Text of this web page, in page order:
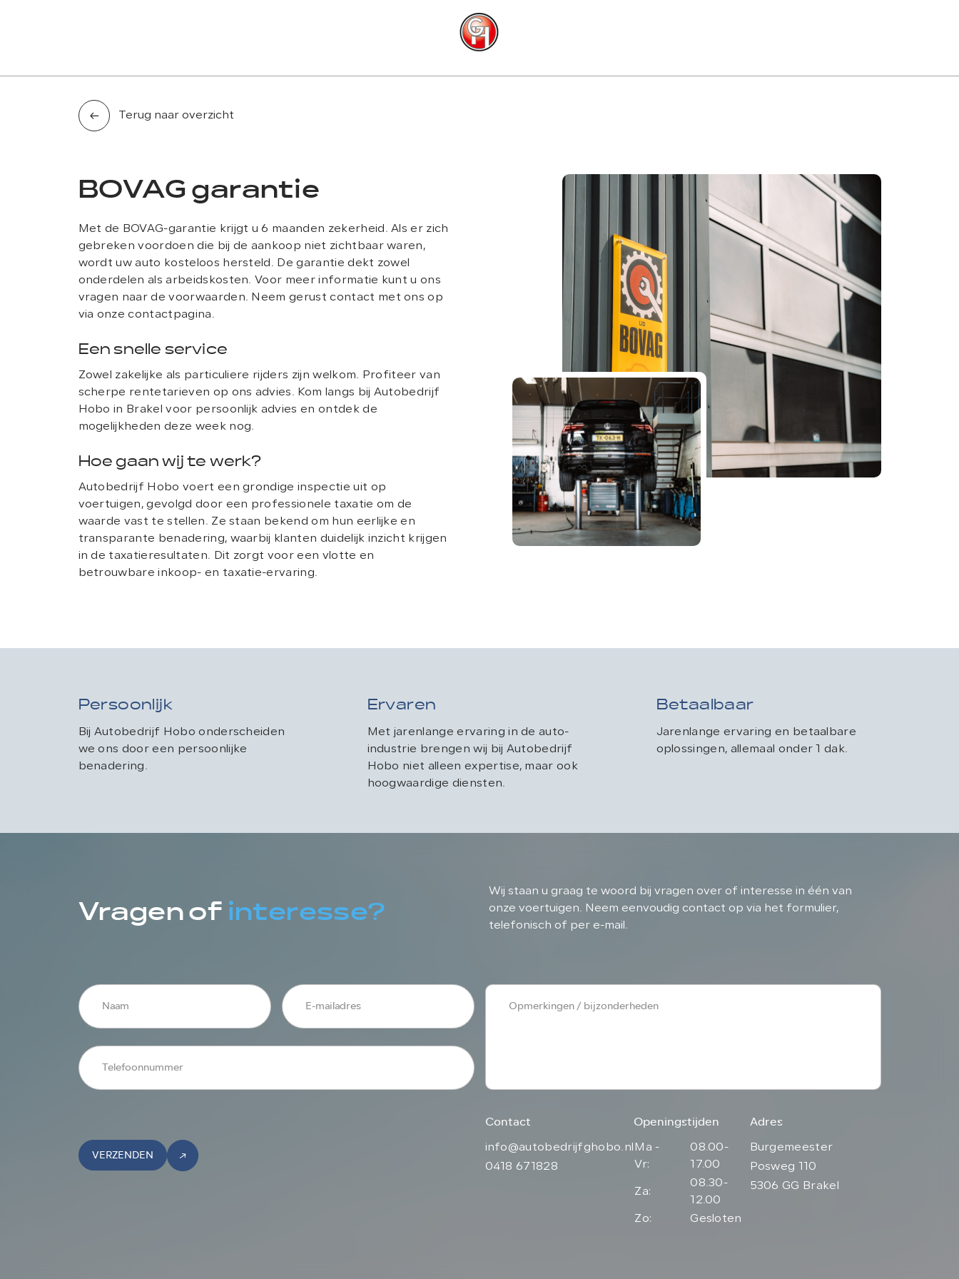
Terug naar overzicht
BOVAG garantie
Met de BOVAG-garantie krijgt u 6 maanden zekerheid. Als er zich
gebreken voordoen die bij de aankoop niet zichtbaar waren,
wordt uw auto kosteloos hersteld. De garantie dekt zowel
onderdelen als arbeidskosten. Voor meer informatie kunt u ons
vragen naar de voorwaarden. Neem gerust contact met ons op
via onze contactpagina.
Een snelle service
Zowel zakelijke als particuliere rijders zijn welkom. Profiteer van
scherpe rentetarieven op ons advies. Kom langs bij Autobedrijf
Hobo in Brakel voor persoonlijk advies en ontdek de
mogelijkheden deze week nog.
Hoe gaan wij te werk?
Autobedrijf Hobo voert een grondige inspectie uit op
voertuigen, gevolgd door een professionele taxatie om de
waarde vast te stellen. Ze staan bekend om hun eerlijke en
transparante benadering, waarbij klanten duidelijk inzicht krijgen
in de taxatieresultaten. Dit zorgt voor een vlotte en
betrouwbare inkoop- en taxatie-ervaring.
Persoonlijk
Bij Autobedrijf Hobo onderscheiden
we ons door een persoonlijke
benadering.
Ervaren
Met jarenlange ervaring in de auto-
industrie brengen wij bij Autobedrijf
Hobo niet alleen expertise, maar ook
hoogwaardige diensten.
Betaalbaar
Jarenlange ervaring en betaalbare
oplossingen, allemaal onder 1 dak.
Vragen ofinteresse?
Wij staan u graag te woord bij vragen over of interesse in één van
onze voertuigen. Neem eenvoudig contact op via het formulier,
telefonisch of per e-mail.
VERZENDEN
Contact
info@autobedrijfghobo.nl
0418 671828
Openingstijden
Ma -
Vr:
08.00-
17.00
Za:
08.30-
12.00
Zo:
Gesloten
Adres
Burgemeester
Posweg 110
5306 GG Brakel